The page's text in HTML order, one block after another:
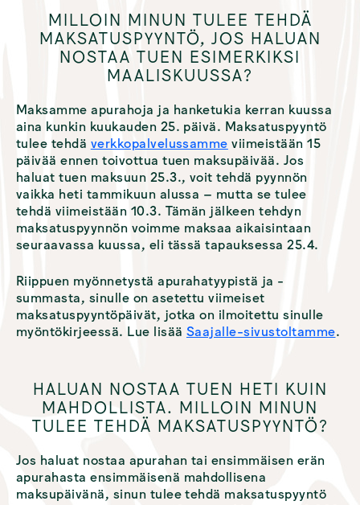
MILLOIN MINUN TULEE TEHDÄ
MAKSATUSPYYNTÖ, JOS HALUAN
NOSTAA TUEN ESIMERKIKSI
MAALISKUUSSA?
Maksamme apurahoja ja hanketukia kerran kuussa
aina kunkin kuukauden 25. päivä. Maksatuspyyntö
tulee tehdä verkkopalvelussamme viimeistään 15
päivää ennen toivottua tuen maksupäivää. Jos
haluat tuen maksuun 25.3., voit tehdä pyynnön
vaikka heti tammikuun alussa – mutta se tulee
tehdä viimeistään 10.3. Tämän jälkeen tehdyn
maksatuspyynnön voimme maksaa aikaisintaan
seuraavassa kuussa, eli tässä tapauksessa 25.4.
Riippuen myönnetystä apurahatyypistä ja -
summasta, sinulle on asetettu viimeiset
maksatuspyyntöpäivät, jotka on ilmoitettu sinulle
myöntökirjeessä. Lue lisää Saajalle-sivustoltamme.
HALUAN NOSTAA TUEN HETI KUIN
MAHDOLLISTA. MILLOIN MINUN
TULEE TEHDÄ MAKSATUSPYYNTÖ?
Jos haluat nostaa apurahan tai ensimmäisen erän
apurahasta ensimmäisenä mahdollisena
maksupäivänä, sinun tulee tehdä maksatuspyyntö